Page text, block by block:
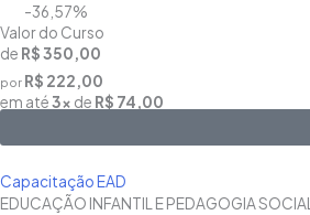
-36,57%
Valor do Curso
de R$ 350,00
por R$ 222,00
em até3x de R$ 74,00
Capacitação EAD
EDUCAÇÃO INFANTIL E PEDAGOGIA SOCIAL